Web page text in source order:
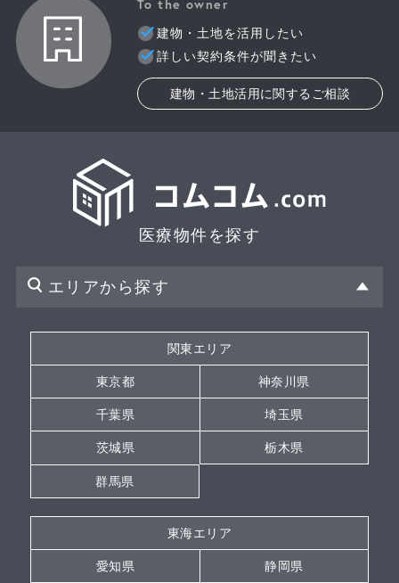
To the owner
建物・土地を活用したい
詳しい契約条件が聞きたい
建物・土地活用に関するご相談
医療物件を探す
エリアから探す
関東エリア
東京都 神奈川県
千葉県 埼玉県
茨城県 栃木県
群馬県
東海エリア
愛知県 静岡県